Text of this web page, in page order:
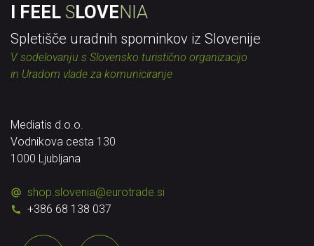
I FEEL SLOVENIA
Spletišče uradnih spominkov iz Slovenije
V sodelovanju s Slovensko turistično organizacijo
in Uradom vlade za komuniciranje
Mediatis d.o.o.
Vodnikova cesta 130
1000 Ljubljana
shop.slovenia@eurotrade.si
+386 68 138 037